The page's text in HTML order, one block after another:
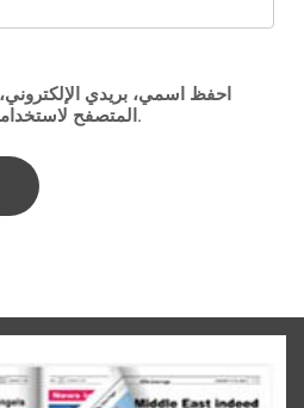
احفظ اسمي، بريدي
المتصفح لاستخدامها المرة المقبلة في تعليقي.